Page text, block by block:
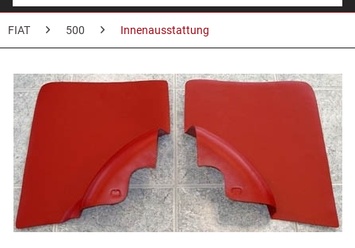
FIAT 500 Innenausstattung